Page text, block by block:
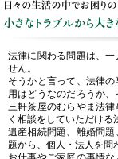
法律に関わる問題は、
せん。
そうかと言って、法律
用はどうなのだろうか
三軒茶屋のむらやま法
く相談をしていただける
遺産相続問題、離婚問
題から、個人・法人を問